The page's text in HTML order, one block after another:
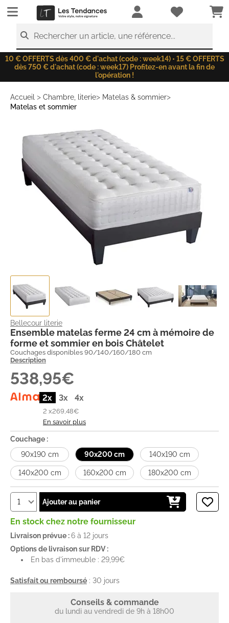
LesTendances.fr
Rechercher un article, une référence...
10 € OFFERTS dès 400 € d'achat (code : week14) • 15 € OFFERTS
dès 750 € d'achat (code : week17) Profitez-en avant la fin de
l'opération !
Accueil > Chambre, literie> Matelas & sommier>
Matelas et sommier
Bellecour literie
Ensemble matelas ferme 24 cm à mémoire de
forme et sommier en bois Châtelet
Couchages disponibles 90/140/160/180 cm
Description
538,95€
2x 3x 4x
2 x269,48€
En savoir plus
Couchage :
90x190 cm
90x200 cm 140x190 cm
140x200 cm 160x200 cm 180x200 cm
Ajouter au panier
En stock chez notre fournisseur
Livraison prévue :6 à 12 jours
Options de livraison sur RDV :
En bas d'immeuble : 29,99€
Satisfait ou remboursé : 30 jours
Conseils & commande
du lundi au vendredi de 9h à 18h00